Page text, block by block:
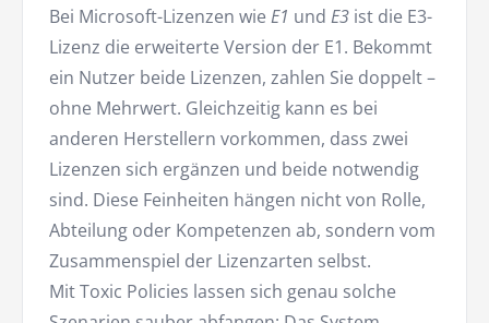
Bei Microsoft-Lizenzen wie E1 und E3 ist die E3-
Lizenz die erweiterte Version der E1. Bekommt
ein Nutzer beide Lizenzen, zahlen Sie doppelt –
ohne Mehrwert. Gleichzeitig kann es bei
anderen Herstellern vorkommen, dass zwei
Lizenzen sich ergänzen und beide notwendig
sind. Diese Feinheiten hängen nicht von Rolle,
Abteilung oder Kompetenzen ab, sondern vom
Zusammenspiel der Lizenzarten selbst.
Mit Toxic Policies lassen sich genau solche